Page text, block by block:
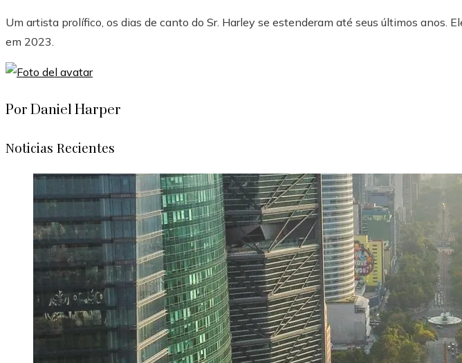
Um artista prolífico, os dias de canto do Sr. Harley se estenderam até seus últimos anos.
em 2023.
Por Daniel Harper
Noticias Recientes